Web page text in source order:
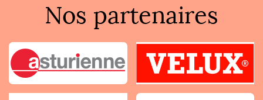
Nos partenaires